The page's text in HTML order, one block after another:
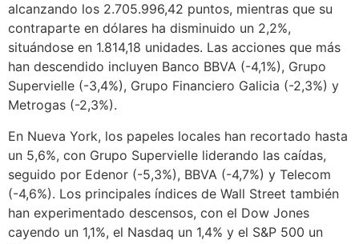
alcanzando los 2.705.996,42 puntos, mientras que su
contraparte en dólares ha disminuido un 2,2%,
situándose en 1.814,18 unidades. Las acciones que más
han descendido incluyen Banco BBVA (-4,1%), Grupo
Supervielle (-3,4%), Grupo Financiero Galicia (-2,3%) y
Metrogas (-2,3%).
En Nueva York, los papeles locales han recortado hasta
un 5,6%, con Grupo Supervielle liderando las caídas,
seguido por Edenor (-5,3%), BBVA (-4,7%) y Telecom
(-4,6%). Los principales índices de Wall Street también
han experimentado descensos, con el Dow Jones
cayendo un 1,1%, el Nasdaq un 1,4% y el S&P 500 un